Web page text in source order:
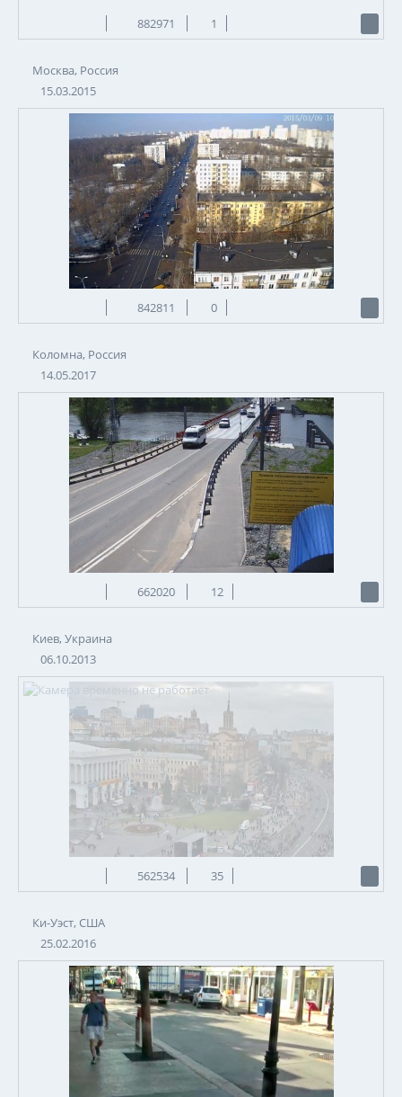
882971 1
Москва, Россия
15.03.2015
842811 0
Коломна, Россия
14.05.2017
662020 12
Киев, Украина
06.10.2013
562534 35
Ки-Уэст, США
25.02.2016